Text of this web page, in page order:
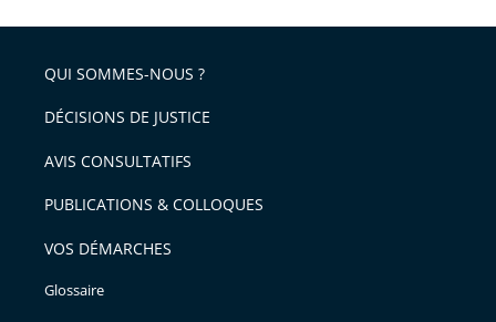
arriver
après
l'article
pour
avant
QUI SOMMES-NOUS ?
DÉCISIONS DE JUSTICE
AVIS CONSULTATIFS
PUBLICATIONS & COLLOQUES
VOS DÉMARCHES
Glossaire